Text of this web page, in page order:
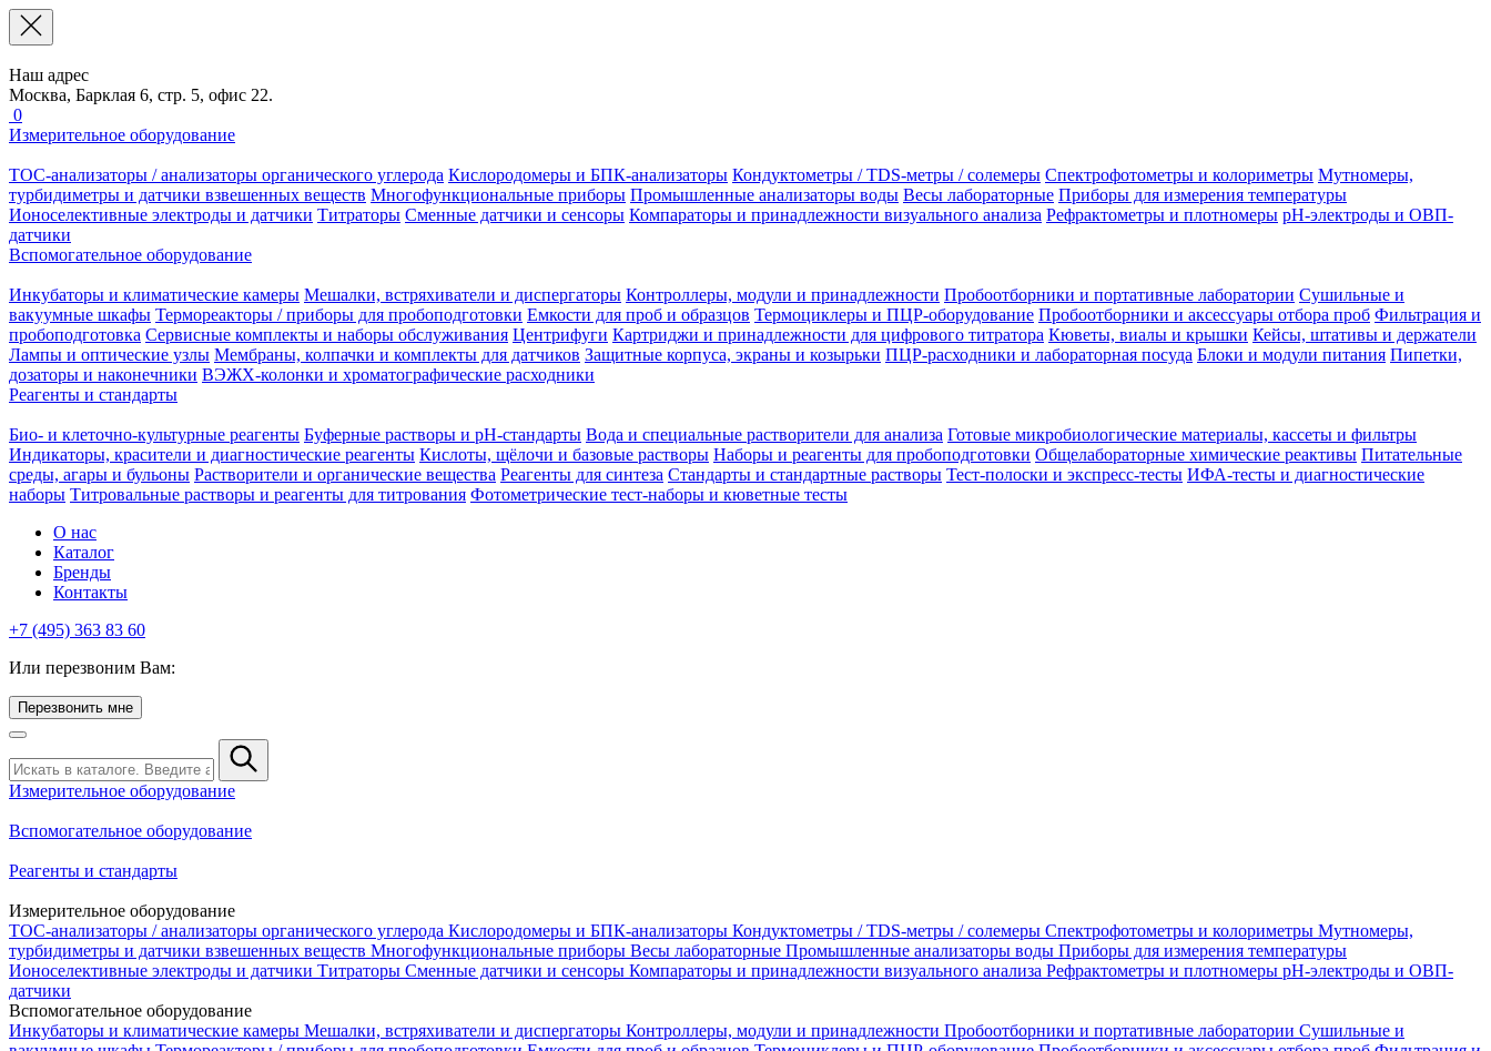
Наш адрес
Москва, Барклая 6, стр. 5, офис 22.
0
Измерительное оборудование
TOC-анализаторы / анализаторы органического углерода Кислородомеры и БПК-анализаторы Кондуктометры / TDS-метры / солемеры Спектрофотометры и колориметры Мутномеры,
турбидиметры и датчики взвешенных веществ Многофункциональные приборы Промышленные анализаторы воды Весы лабораторные Приборы для измерения температуры
Ионоселективные электроды и датчики Титраторы Сменные датчики и сенсоры Компараторы и принадлежности визуального анализа Рефрактометры и плотномеры pH-электроды и ОВП-
датчики
Вспомогательное оборудование
Инкубаторы и климатические камеры Мешалки, встряхиватели и диспергаторы Контроллеры, модули и принадлежности Пробоотборники и портативные лаборатории Сушильные и
вакуумные шкафы Термореакторы / приборы для пробоподготовки Емкости для проб и образцов Термоциклеры и ПЦР-оборудование Пробоотборники и аксессуары отбора проб Фильтрация и
пробоподготовка Сервисные комплекты и наборы обслуживания Центрифуги Картриджи и принадлежности для цифрового титратора Кюветы, виалы и крышки Кейсы, штативы и держатели
Лампы и оптические узлы Мембраны, колпачки и комплекты для датчиков Защитные корпуса, экраны и козырьки ПЦР-расходники и лабораторная посуда Блоки и модули питания Пипетки,
дозаторы и наконечники ВЭЖХ-колонки и хроматографические расходники
Реагенты и стандарты
Био- и клеточно-культурные реагенты Буферные растворы и pH-стандарты Вода и специальные растворители для анализа Готовые микробиологические материалы, кассеты и фильтры
Индикаторы, красители и диагностические реагенты Кислоты, щёлочи и базовые растворы Наборы и реагенты для пробоподготовки Общелабораторные химические реактивы Питательные
среды, агары и бульоны Растворители и органические вещества Реагенты для синтеза Стандарты и стандартные растворы Тест-полоски и экспресс-тесты ИФА-тесты и диагностические
наборы Титровальные растворы и реагенты для титрования Фотометрические тест-наборы и кюветные тесты
О нас
Каталог
Бренды
Контакты
+7 (495) 363 83 60
Или перезвоним Вам:
Перезвонить мне
Измерительное оборудование
Вспомогательное оборудование
Реагенты и стандарты
Измерительное оборудование
TOC-анализаторы / анализаторы органического углерода Кислородомеры и БПК-анализаторы Кондуктометры / TDS-метры / солемеры Спектрофотометры и колориметры Мутномеры,
турбидиметры и датчики взвешенных веществ Многофункциональные приборы Весы лабораторные Промышленные анализаторы воды Приборы для измерения температуры
Ионоселективные электроды и датчики Титраторы Сменные датчики и сенсоры Компараторы и принадлежности визуального анализа Рефрактометры и плотномеры pH-электроды и ОВП-
датчики
Вспомогательное оборудование
Инкубаторы и климатические камеры Мешалки, встряхиватели и диспергаторы Контроллеры, модули и принадлежности Пробоотборники и портативные лаборатории Сушильные и